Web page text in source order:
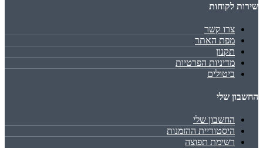
שירות לקוחות
צרו קשר
מפת האתר
תקנון
מדיניות הפרטיות
ביטולים
החשבון שלי
החשבון שלי
היסטוריית ההזמנות
רשימת תפוצה